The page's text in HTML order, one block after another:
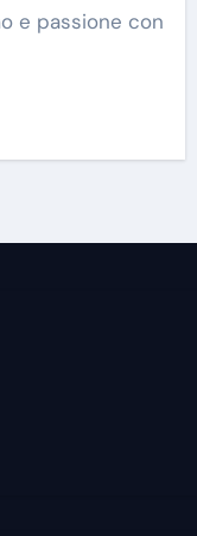
e passione con